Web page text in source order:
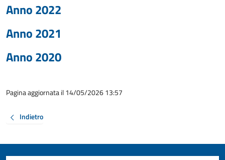
Anno 2022
Anno 2021
Anno 2020
Pagina aggiornata il 14/05/2026 13:57
Indietro